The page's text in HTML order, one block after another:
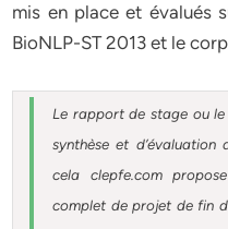
mis en place et évalués
BioNLP-ST 2013 et le
Le rapport de stage ou le
synthèse et d’évaluation
cela clepfe.com
complet de projet de fin